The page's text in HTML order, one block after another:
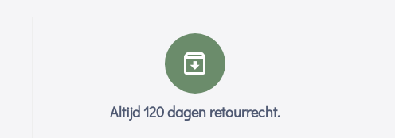
Altijd 120 dagen retourrecht.